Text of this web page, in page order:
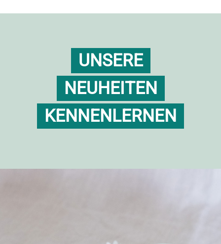
UNSERE
NEUHEITEN
KENNENLERNEN